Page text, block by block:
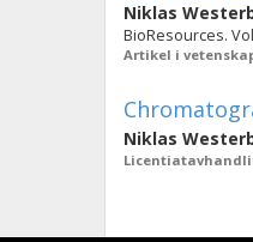
Niklas
BioResources.
Artikel i
Niklas